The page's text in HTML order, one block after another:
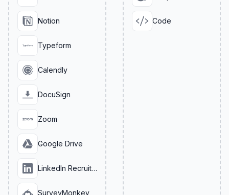
Notion
Typeform
Calendly
DocuSign
Zoom
Google Drive
LinkedIn Recruiter
SurveyMonkey
Code